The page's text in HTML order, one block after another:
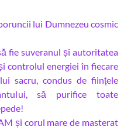
lui Dumnezeu cosmic
fie suveranul și autoritatea
controlul energiei în fiecare
sacru, condus de ființele
să purifice toate
și corul mare de masterat